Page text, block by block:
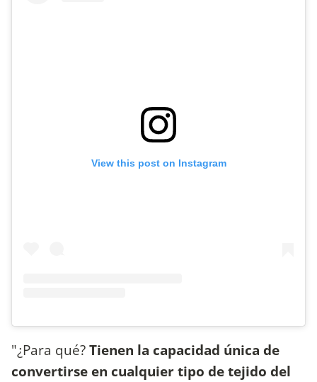
View this post on Instagram
"¿Para qué?Tienen la capacidad única de
convertirse en cualquier tipo de tejido del